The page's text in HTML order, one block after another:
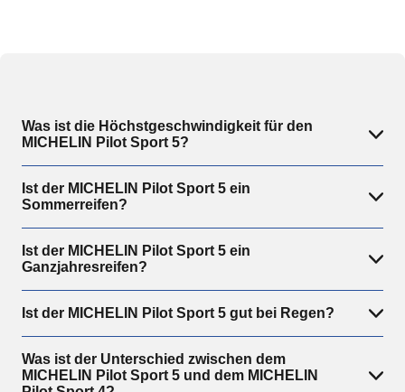
Was ist die Höchstgeschwindigkeit für den
MICHELIN Pilot Sport 5?
Ist der MICHELIN Pilot Sport 5 ein
Sommerreifen?
Ist der MICHELIN Pilot Sport 5 ein
Ganzjahresreifen?
Ist der MICHELIN Pilot Sport 5 gut bei Regen?
Was ist der Unterschied zwischen dem
MICHELIN Pilot Sport 5 und dem MICHELIN